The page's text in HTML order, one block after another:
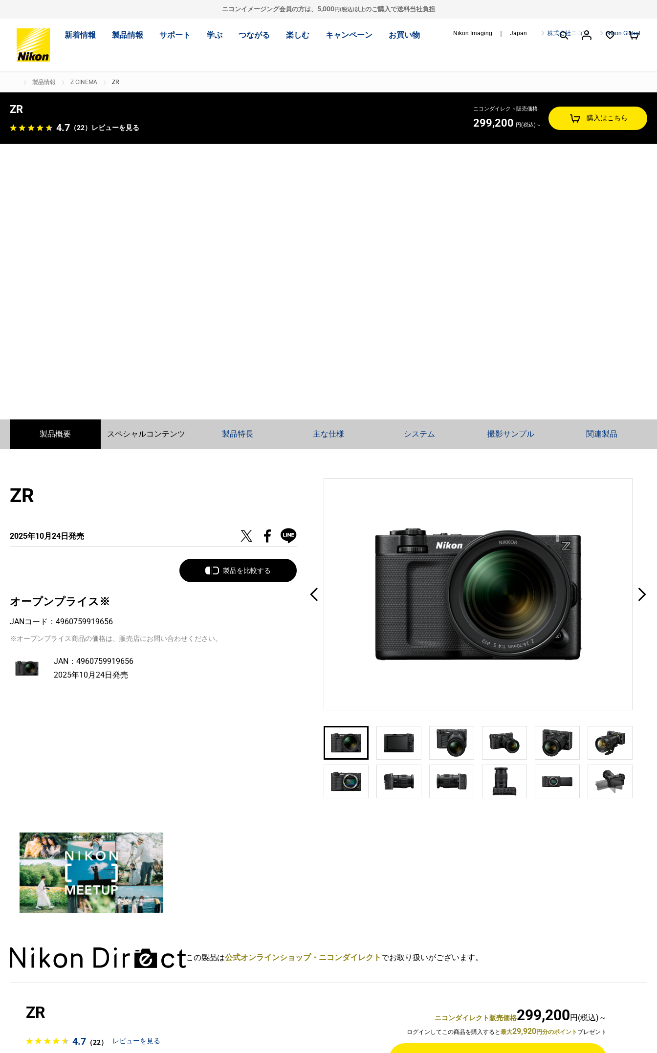
ニコンイメージング会員の方は、 5,000円(税込)以上のご購入で送料当社負担
新着情報 製品情報 サポート 学ぶ つながる 楽しむ キャンペーン お買い物 Nikon Imaging ｜ Japan 株式会社ニコン Nikon Global
製品情報 Z CINEMA ZR
ZR
4.7 （22） レビューを見る
ニコンダイレクト販売価格
299,200 円(税込)～
購入はこちら
製品概要 スペシャルコンテンツ 製品特長 主な仕様 システム 撮影サンプル 関連製品
ZR
2025年10月24日発売
製品を比較する
オープンプライス※
JANコード： 4960759919656
※オープンプライス商品の価格は、販売店にお問い合わせください。
JAN： 4960759919656
2025年10月24日発売
この製品は公式オンラインショップ・ニコンダイレクト でお取り扱いがございます。
ZR
4.7 （22） レビューを見る
ニコンダイレクト販売価格299,200円(税込)～
ログインしてこの商品を購入すると最大29,920円分のポイント プレゼント